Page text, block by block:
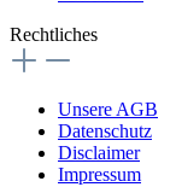
Rechtliches
Unsere AGB
Datenschutz
Disclaimer
Impressum